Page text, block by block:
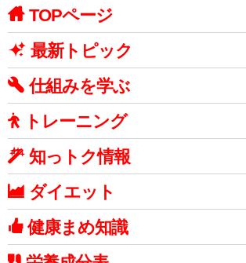
TOPページ
最新トピック
仕組みを学ぶ
トレーニング
知っトク情報
ダイエット
健康まめ知識